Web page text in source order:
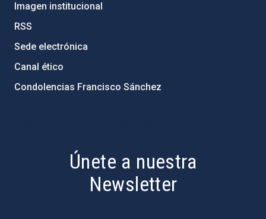
Imagen institucional
RSS
Sede electrónica
Canal ético
Condolencias Francisco Sánchez
Únete a nuestra
Newsletter